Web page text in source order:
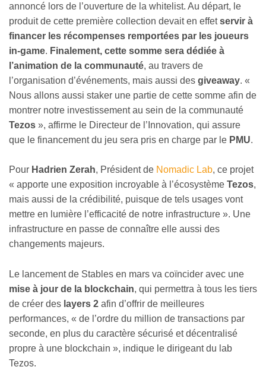
annoncé lors de l’ouverture de la whitelist. Au départ, le
produit de cette première collection devait en effetservir à
financer les récompenses remportées par les joueurs
in-game. Finalement, cette somme sera dédiée à
l’animation de la communauté, au travers de
l’organisation d’événements, mais aussi des giveaway. «
Nous allons aussi staker une partie de cette somme afin de
montrer notre investissement au sein de la communauté
Tezos », affirme le Directeur de l’Innovation, qui assure
que le financement du jeu sera pris en charge par le PMU.
Pour Hadrien Zerah, Président de Nomadic Lab, ce projet
« apporte une exposition incroyable à l’écosystème Tezos,
mais aussi de la crédibilité, puisque de tels usages vont
mettre en lumière l’efficacité de notre infrastructure ». Une
infrastructure en passe de connaître elle aussi des
changements majeurs.
Le lancement de Stables en mars va coïncider avec une
mise à jour de la blockchain, qui permettra à tous les tiers
de créer des layers 2 afin d’offrir de meilleures
performances, « de l’ordre du million de transactions par
seconde, en plus du caractère sécurisé et décentralisé
propre à une blockchain », indique le dirigeant du lab
Tezos.